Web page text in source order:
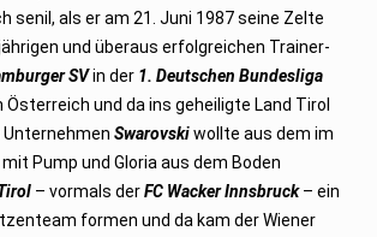
senil, als er am 21. Juni 1987 seine Zelte
und überaus erfolgreichen Trainer-
SVin der 1. Deutschen Bundesliga
Österreich und da ins geheiligte Land Tirol
UnternehmenSwarovskiwollte aus dem im
Pump und Gloria aus dem Boden
– vormals derFC Wacker Innsbruck– ein
formen und da kam der Wiener